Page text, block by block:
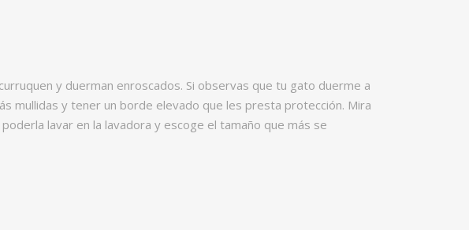
y duerman enroscados. Si observas que tu gato duerme a
mullidas y tener un borde elevado que les presta protección. Mira
lavar en la lavadora y escoge el tamaño que más se